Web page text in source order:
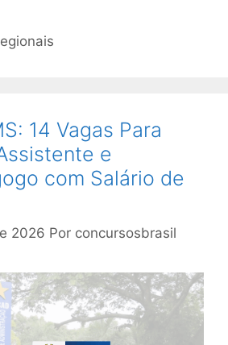
14 Vagas Para
e
com Salário de
2026 Por concursosbrasil